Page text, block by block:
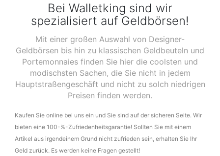
Bei Walletking sind wir
spezialisiert auf Geldbörsen!
Mit einer großen Auswahl von Designer-
Geldbörsen bis hin zu klassischen Geldbeuteln und
Portemonnaies finden Sie hier die coolsten und
modischsten Sachen, die Sie nicht in jedem
Hauptstraßengeschäft und nicht zu solch niedrigen
Preisen finden werden.
Kaufen Sie online bei uns ein und Sie sind auf der sicheren Seite. Wir
bieten eine 100-%-Zufriedenheitsgarantie! Sollten Sie mit einem
Artikel aus irgendeinem Grund nicht zufrieden sein, erhalten Sie Ihr
Geld zurück. Es werden keine Fragen gestellt!